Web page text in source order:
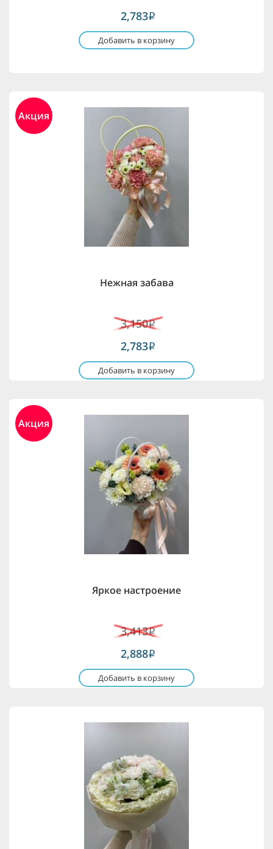
2,783i
Добавить в корзину
Акция
Нежная забава
3,150i
2,783i
Добавить в корзину
Акция
Яркое настроение
3,413i
2,888i
Добавить в корзину